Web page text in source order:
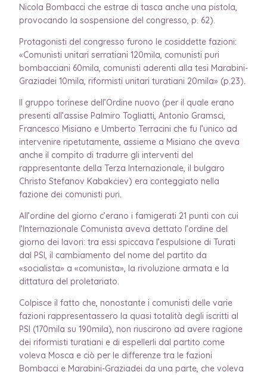
Nicola Bombacci che estrae di tasca anche una pistola,
provocando la sospensione del congresso, p. 62).
Protagonisti del congresso furono le cosiddette fazioni:
«Comunisti unitari serratiani 120mila, comunisti puri
bombacciani 60mila, comunisti aderenti alla tesi Marabini-
Graziadei 10mila, riformisti unitari turatiani 20mila» (p.23).
Il gruppo torinese dell’Ordine nuovo (per il quale erano
presenti all’assise Palmiro Togliatti, Antonio Gramsci,
Francesco Misiano e Umberto Terracini che fu l’unico ad
intervenire ripetutamente, assieme a Misiano che aveva
anche il compito di tradurre gli interventi del
rappresentante della Terza Internazionale, il bulgaro
Christo Stefanov Kabakċiev) era conteggiato nella
fazione dei comunisti puri.
All’ordine del giorno c’erano i famigerati 21 punti con cui
l’Internazionale Comunista aveva dettato l’ordine del
giorno dei lavori: tra essi spiccava l’espulsione di Turati
dal PSI, il cambiamento del nome del partito da
«socialista» a «comunista», la rivoluzione armata e la
dittatura del proletariato.
Colpisce il fatto che, nonostante i comunisti delle varie
fazioni rappresentassero la quasi totalità degli iscritti al
PSI (170mila su 190mila), non riuscirono ad avere ragione
dei riformisti turatiani e di espellerli dal partito come
voleva Mosca e ciò per le differenze tra le fazioni
Bombacci e Marabini-Graziadei da una parte, che voleva